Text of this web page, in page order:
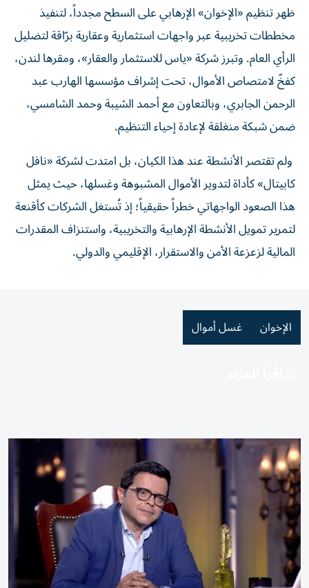
ظهر تنظيم «الإخوان» الإرهابي على السطح مجدداً، لتنفيذ
مخططات تخريبية عبر واجهات استثمارية وعقارية برّاقة لتضليل
الرأي العام. وتبرز شركة «ياس للاستثمار والعقار»، ومقرها لندن،
كفخّ لامتصاص الأموال، تحت إشراف مؤسسها الهارب عبد
الرحمن الجابري، وبالتعاون مع أحمد الشيبة وحمد الشامسي،
ضمن شبكة منغلقة لإعادة إحياء التنظيم.
ولم تقتصر الأنشطة عند هذا الكيان، بل امتدت لشركة «نافل
كابيتال» كأداة لتدوير الأموال المشبوهة وغسلها، حيث يمثل
هذا الصعود الواجهاتي خطراً حقيقياً؛ إذ تُستغل الشركات كأقنعة
لتمرير تمويل الأنشطة الإرهابية والتخريبية، واستنزاف المقدرات
المالية لزعزعة الأمن والاستقرار، الإقليمي والدولي.
الإخوان غسل أموال